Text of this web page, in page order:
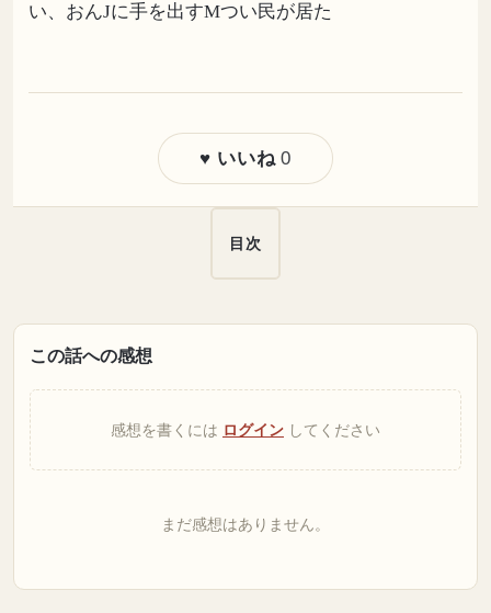
い、おんJに手を出すMつい民が居た
♥ いいね 0
目次
この話への感想
感想を書くには ログイン してください
まだ感想はありません。